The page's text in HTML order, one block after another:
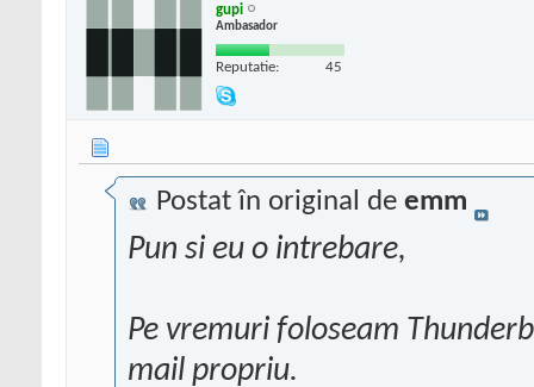
gupi
Ambasador
Reputatie: 45
Postat în original de emm
Pun si eu o intrebare,
Pe vremuri foloseam
mail propriu.